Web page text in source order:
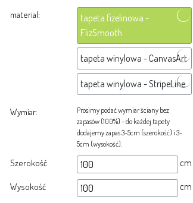
material:
tapeta fizelinowa -
FlizSmooth
tapeta winylowa - CanvasArt
tapeta winylowa - StripeLine
Wymiar:
Prosimy podać wymiar ściany bez
zapasów (100%) - do każdej tapety
dodajemy zapas 3-5cm (szerokość) i 3-
5cm (wysokość).
Szerokość cm
Wysokość cm